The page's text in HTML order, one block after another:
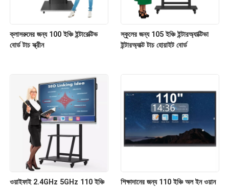
ক্লাসরুমের জন্য 100 ইঞ্চি ইন্টারেক্টিভ
বোর্ড টাচ স্ক্রীন
স্কুলের জন্য 105 ইঞ্চি ইন্টারঅ্যাক্টিভা
ইন্টারঅ্যাক্ট টাচ হোয়াইট বোর্ড
ওয়াইফাই 2.4GHz 5GHz 110 ইঞ্চি
শিক্ষাদানের জন্য 110 ইঞ্চি অল ইন ওয়ান